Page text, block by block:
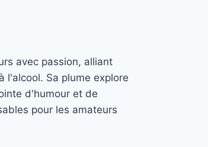
avec passion, alliant
l'alcool. Sa plume explore
d'humour et de
pour les amateurs